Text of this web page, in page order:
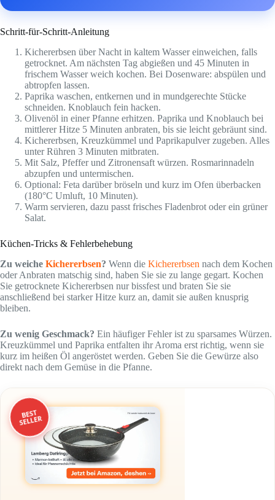
Schritt-für-Schritt-Anleitung
Kichererbsen über Nacht in kaltem Wasser einweichen, falls
getrocknet. Am nächsten Tag abgießen und 45 Minuten in
frischem Wasser weich kochen. Bei Dosenware: abspülen und
abtropfen lassen.
Paprika waschen, entkernen und in mundgerechte Stücke
schneiden. Knoblauch fein hacken.
Olivenöl in einer Pfanne erhitzen. Paprika und Knoblauch bei
mittlerer Hitze 5 Minuten anbraten, bis sie leicht gebräunt sind.
Kichererbsen, Kreuzkümmel und Paprikapulver zugeben. Alles
unter Rühren 3 Minuten mitbraten.
Mit Salz, Pfeffer und Zitronensaft würzen. Rosmarinnadeln
abzupfen und untermischen.
Optional: Feta darüber bröseln und kurz im Ofen überbacken
(180°C Umluft, 10 Minuten).
Warm servieren, dazu passt frisches Fladenbrot oder ein grüner
Salat.
Küchen-Tricks & Fehlerbehebung
Zu weiche Kichererbsen? Wenn die Kichererbsen nach dem Kochen
oder Anbraten matschig sind, haben Sie sie zu lange gegart. Kochen
Sie getrocknete Kichererbsen nur bissfest und braten Sie sie
anschließend bei starker Hitze kurz an, damit sie außen knusprig
bleiben.
Zu wenig Geschmack? Ein häufiger Fehler ist zu sparsames Würzen.
Kreuzkümmel und Paprika entfalten ihr Aroma erst richtig, wenn sie
kurz im heißen Öl angeröstet werden. Geben Sie die Gewürze also
direkt nach dem Gemüse in die Pfanne.
BEST
SELLER